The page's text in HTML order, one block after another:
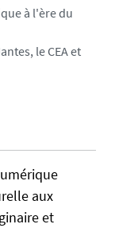
à l'ère du
le CEA et
aux
et